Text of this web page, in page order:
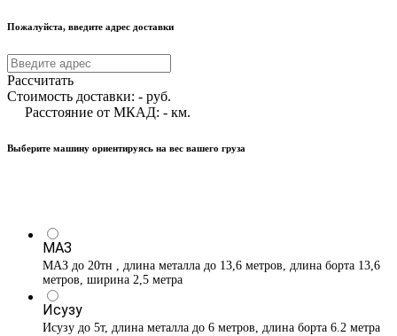
Пожалуйста, введите адрес доставки
Рассчитать
Стоимость доставки: - руб.
Расстояние от МКАД: - км.
Выберите машину ориентируясь на вес вашего груза
МАЗ
МАЗ до 20тн , длина металла до 13,6 метров, длина борта 13,6
метров, ширина 2,5 метра
Исузу
Исузу до 5т, длина металла до 6 метров, длина борта 6.2 метра